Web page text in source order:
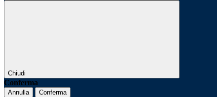
Chiudi
Conferma
Annulla Conferma